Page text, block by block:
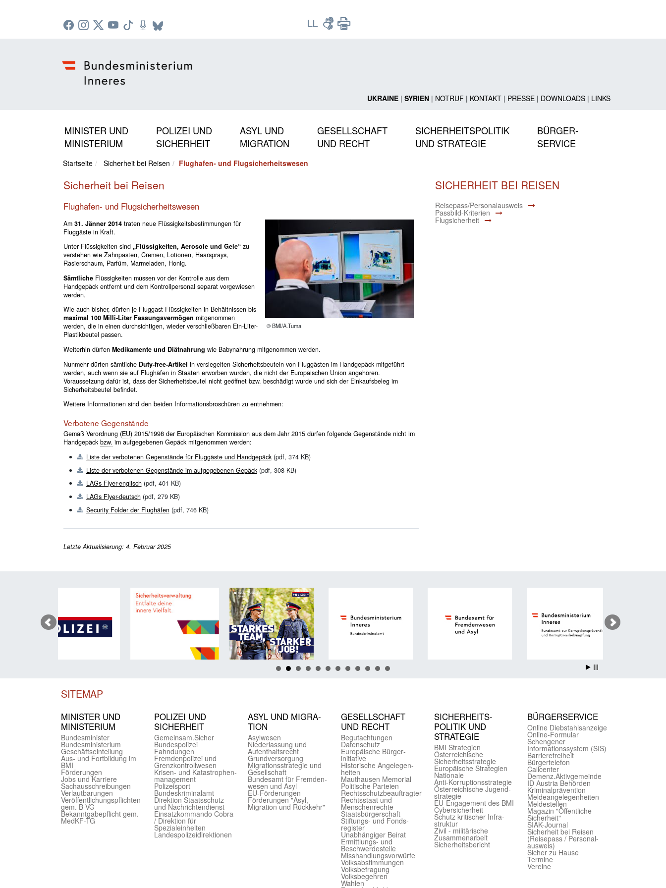
UKRAINE| SYRIEN| NOTRUF| KONTAKT| PRESSE| DOWNLOADS| LINKS
MINISTER UND
MINISTERIUM
POLIZEI UND
SICHERHEIT
ASYL UND
MIGRATION
GESELLSCHAFT
UND RECHT
SICHERHEITSPOLITIK
UND STRATEGIE
BÜRGER-
SERVICE
Startseite Sicherheit bei Reisen Flughafen- und Flugsicherheitswesen
Sicherheit bei Reisen
Flughafen- und Flugsicherheitswesen
© BMI/A.Tuma
Am 31. Jänner 2014traten neue Flüssigkeitsbestimmungen für
Fluggäste in Kraft.
Unter Flüssigkeiten sind „Flüssigkeiten, Aerosole und Gele“zu
verstehen wie Zahnpasten, Cremen, Lotionen, Haarsprays,
Rasierschaum, Parfüm, Marmeladen, Honig.
SämtlicheFlüssigkeiten müssen vor der Kontrolle aus dem
Handgepäck entfernt und dem Kontrollpersonal separat vorgewiesen
werden.
Wie auch bisher, dürfen je Fluggast Flüssigkeiten in Behältnissen bis
maximal 100 Milli-Liter Fassungsvermögen mitgenommen
werden, die in einen durchsichtigen, wieder verschließbaren Ein-Liter-
Plastikbeutel passen.
Weiterhin dürfen Medikamente und Diätnahrung wie Babynahrung mitgenommen werden.
Nunmehr dürfen sämtliche Duty-free-Artikel in versiegelten Sicherheitsbeuteln von Fluggästen im Handgepäck mitgeführt
werden, auch wenn sie auf Flughäfen in Staaten erworben wurden, die nicht der Europäischen Union angehören.
Voraussetzung dafür ist, dass der Sicherheitsbeutel nicht geöffnet bzw. beschädigt wurde und sich der Einkaufsbeleg im
Sicherheitsbeutel befindet.
Weitere Informationen sind den beiden Informationsbroschüren zu entnehmen:
Verbotene Gegenstände
Gemäß Verordnung (EU) 2015/1998 der Europäischen Kommission aus dem Jahr 2015 dürfen folgende Gegenstände nicht im
Handgepäck bzw. im aufgegebenen Gepäck mitgenommen werden:
Liste der verbotenen Gegenstände für Fluggäste und Handgepäck(pdf, 374 KB)
Liste der verbotenen Gegenstände im aufgegebenen Gepäck(pdf, 308 KB)
LAGs Flyer-englisch(pdf, 401 KB)
LAGs Flyer-deutsch(pdf, 279 KB)
Security Folder der Flughäfen(pdf, 746 KB)
Letzte Aktualisierung: 4. Februar 2025
SICHERHEIT BEI REISEN
Reisepass/Personalausweis
Passbild-Kriterien
Flugsicherheit
SITEMAP
MINISTER UND
MINIST­ERIUM
Bundes­minister
Bundes­ministerium
Geschäfts­einteilung
Aus- und Fortbildung im
BMI
Förderungen
Jobs und Karriere
Sachaus­schreibungen
Verlautbarungen
Veröffentlichungspflichten
gem. B-VG
Bekanntgabepflicht gem.
MedKF-TG
POLIZEI UND
SICHER­HEIT
Gemein­sam.Sicher
Bundes­polizei
Fahndungen
Fremdenpolizei und
Grenzkontrollwesen
Krisen- und Katastrophen­
management
Polizeisport
Bundes­kriminal­amt
Direktion Staats­schutz
und Nach­richten­dienst
Einsatz­kommando Cobra
/ Direktion für
Spezialeinheiten
Landes­polizei­direk­tionen
ASYL UND MIGRA­
TION
Asyl­wesen
Nieder­lassung und
Aufent­halts­recht
Grund­versorgung
Migrations­strategie und
Gesell­schaft
Bundes­amt für Fremden­
wesen und Asyl
EU-Förde­rungen
Förderungen "Asyl,
Migration und Rückkehr"
GE­SELL­SCHAFT
UND RECHT
Begut­achtungen
Daten­schutz
Europäische Bürger­
initiative
Historische Angelegen­
heiten
Mauthausen Memorial
Politische Parteien
Rechts­schutz­beauftragter
Rechts­staat und
Menschen­rechte
Staats­bürger­schaft
Stiftungs- und Fonds­
register
Unab­hängiger Beirat
Ermittlungs- und
Beschwerde­stelle
Misshandlungs­vorwürfe
Volks­abstimmungen
Volks­befragung
Volks­begehren
Wahlen
SICHER­HEITS­
POLITIK UND
STRATEGIE
BMI Strategien
Öster­reichische
Sicherheits­strategie
Europäische Strategien
Nationale
Anti-Korruptions­strategie
Öster­reichische Jugend­
strategie
EU-Engagement des BMI
Cybersicherheit
Schutz kritischer Infra­
struktur
Zivil - militärische
Zusammen­arbeit
Sicherheits­bericht
BÜRGER­SERVICE
Online Diebstahls­anzeige
Online-Formular
Schengener
Informationssystem (SIS)
Barriere­freiheit
Bürger­telefon
Call­center
Demenz.Aktiv­gemeinde
ID Austria Behörden
Kriminal­prävention
Melde­an­ge­le­gen­heiten
Meld­estellen
Magazin "Öffentliche
Sicherheit"
SIAK-Journal
Sicherheit bei Reisen
(Reise­pass / Personal­
ausweis)
Sicher zu Hause
Termine
Vereine